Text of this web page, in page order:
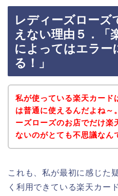
レディーズローズ
えない理由５．「
によってはエラー
る！」
私が使っている楽天カード
は普通に使えるんだよね～
ーズローズのお店でだけ楽
ないのがとても不思議なん
これも、私が最初に感じた
く利用できている楽天カー